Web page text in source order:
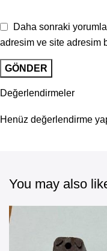
Değerlendirmeler
Henüz değerlendirme
Daha sonraki
adresim ve site adresim
You may also